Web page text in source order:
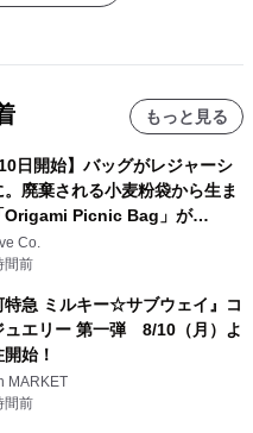
もっと見る
10日開始】バッグがレジャーシ
。廃棄される小麦粉袋から生ま
Origami Picnic Bag」が
に登場
Co.
間前
特急 ミルキー☆サブウェイ』コ
ュエリー 第一弾 8/10（月）よ
始！
MARKET
間前